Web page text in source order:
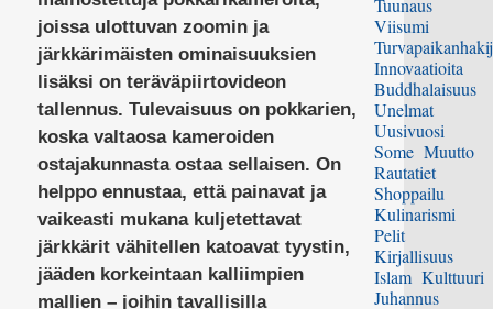
joissa ulottuvan zoomin ja
järkkärimäisten ominaisuuksien
lisäksi on teräväpiirtovideon
tallennus. Tulevaisuus on pokkarien,
koska valtaosa kameroiden
ostajakunnasta ostaa sellaisen. On
helppo ennustaa, että painavat ja
vaikeasti mukana kuljetettavat
järkkärit vähitellen katoavat tyystin,
jääden korkeintaan kalliimpien
mallien – joihin tavallisilla
Tuunaus
Viisumi
Innovaatioita
Buddhalaisuus
Unelmat
Uusivuosi
Some Muutto
Rautatiet
Shoppailu
Kulinarismi
Pelit
Kirjallisuus
Islam Kulttuuri
Juhannus